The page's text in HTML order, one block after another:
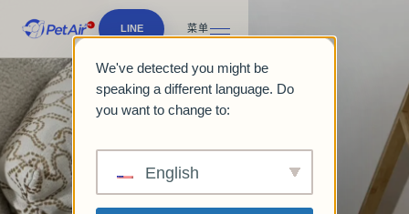
LINE 菜单
We've detected you might be
speaking a different language. Do
you want to change to:
English